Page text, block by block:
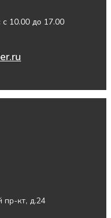
10.00 до 17.00
пр-кт, д.24